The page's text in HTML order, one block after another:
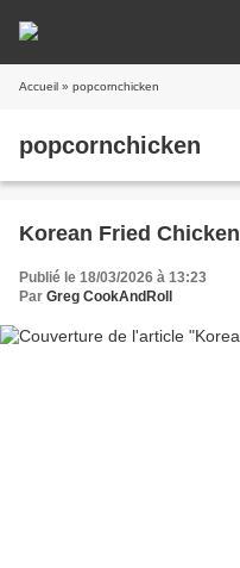
Accueil » popcornchicken
popcornchicken
Korean Fried Chicken
Publié le 18/03/2026 à 13:23
Par Greg CookAndRoll